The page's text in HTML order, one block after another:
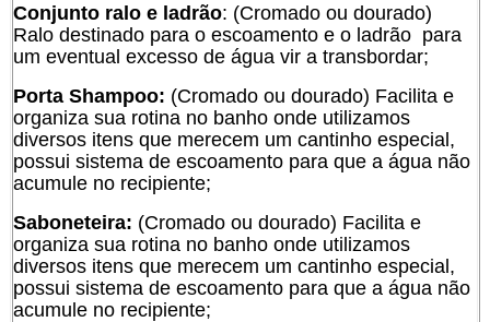
Conjunto ralo e ladrão: (Cromado ou dourado)
Ralo destinado para o escoamento e o ladrão para
um eventual excesso de água vir a transbordar;
Porta Shampoo: (Cromado ou dourado) Facilita e
organiza sua rotina no banho onde utilizamos
diversos itens que merecem um cantinho especial,
possui sistema de escoamento para que a água não
acumule no recipiente;
Saboneteira: (Cromado ou dourado) Facilita e
organiza sua rotina no banho onde utilizamos
diversos itens que merecem um cantinho especial,
possui sistema de escoamento para que a água não
acumule no recipiente;